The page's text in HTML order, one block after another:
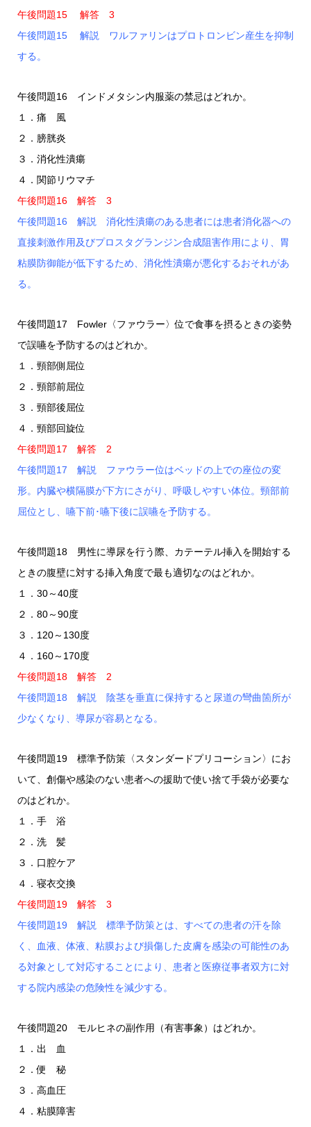
午後問題15 解答 3
午後問題15 解説 ワルファリンはプロトロンビン産生を抑制
する。
午後問題16 インドメタシン内服薬の禁忌はどれか。
１．痛 風
２．膀胱炎
３．消化性潰瘍
４．関節リウマチ
午後問題16 解答 3
午後問題16 解説 消化性潰瘍のある患者には患者消化器への
直接刺激作用及びプロスタグランジン合成阻害作用により、胃
粘膜防御能が低下するため、消化性潰瘍が悪化するおそれがあ
る。
午後問題17 Fowler〈ファウラー〉位で食事を摂るときの姿勢
で誤嚥を予防するのはどれか。
１．頸部側屈位
２．頸部前屈位
３．頸部後屈位
４．頸部回旋位
午後問題17 解答 2
午後問題17 解説 ファウラー位はベッドの上での座位の変
形。内臓や横隔膜が下方にさがり、呼吸しやすい体位。頸部前
屈位とし、嚥下前･嚥下後に誤嚥を予防する。
午後問題18 男性に導尿を行う際、カテーテル挿入を開始する
ときの腹壁に対する挿入角度で最も適切なのはどれか。
１．30～40度
２．80～90度
３．120～130度
４．160～170度
午後問題18 解答 2
午後問題18 解説 陰茎を垂直に保持すると尿道の彎曲箇所が
少なくなり、導尿が容易となる。
午後問題19 標準予防策〈スタンダードプリコーション〉にお
いて、創傷や感染のない患者への援助で使い捨て手袋が必要な
のはどれか。
１．手 浴
２．洗 髪
３．口腔ケア
４．寝衣交換
午後問題19 解答 3
午後問題19 解説 標準予防策とは、すべての患者の汗を除
く、血液、体液、粘膜および損傷した皮膚を感染の可能性のあ
る対象として対応することにより、患者と医療従事者双方に対
する院内感染の危険性を減少する。
午後問題20 モルヒネの副作用（有害事象）はどれか。
１．出 血
２．便 秘
３．高血圧
４．粘膜障害